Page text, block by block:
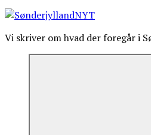
Vi skriver om hvad der foregår i